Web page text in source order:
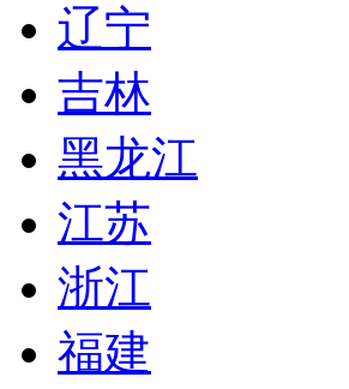
辽宁
吉林
黑龙江
江苏
浙江
福建